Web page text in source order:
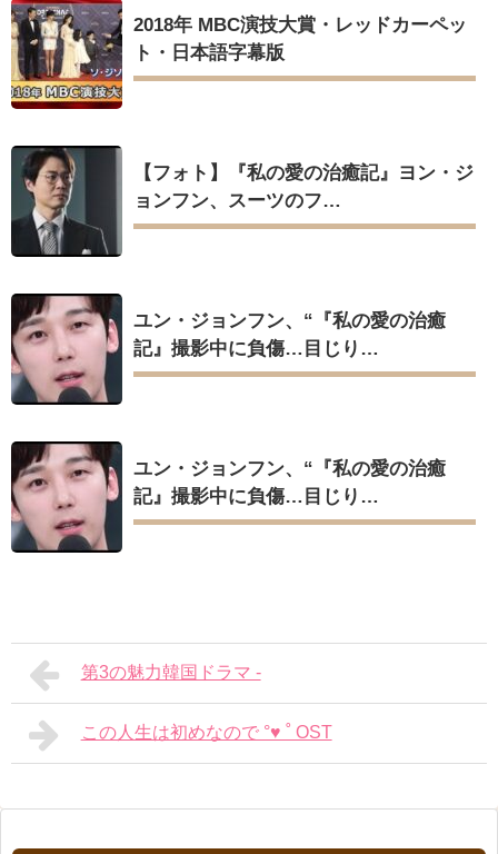
2018年 MBC演技大賞・レッドカーペッ
ト・日本語字幕版
【フォト】『私の愛の治癒記』ヨン・ジ
ョンフン、スーツのフ…
ユン・ジョンフン、“『私の愛の治癒
記』撮影中に負傷…目じり…
ユン・ジョンフン、“『私の愛の治癒
記』撮影中に負傷…目じり…
第3の魅力韓国ドラマ -
この人生は初めなので °♥ ˚ OST